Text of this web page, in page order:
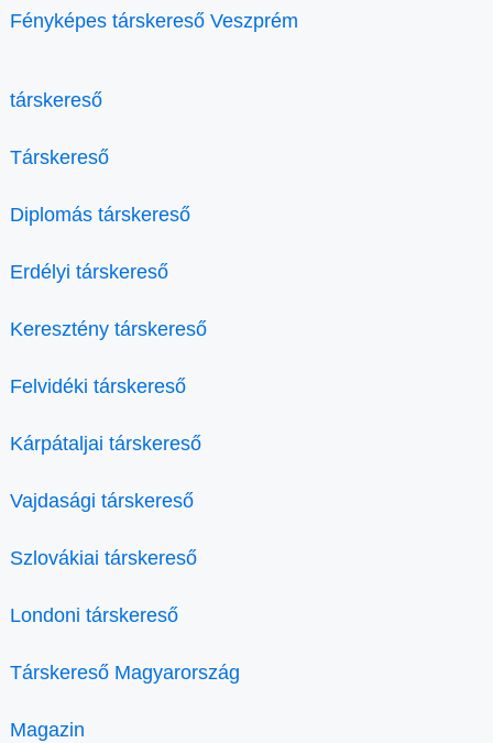
Fényképes társkereső Veszprém
társkereső
Társkereső
Diplomás társkereső
Erdélyi társkereső
Keresztény társkereső
Felvidéki társkereső
Kárpátaljai társkereső
Vajdasági társkereső
Szlovákiai társkereső
Londoni társkereső
Társkereső Magyarország
Magazin